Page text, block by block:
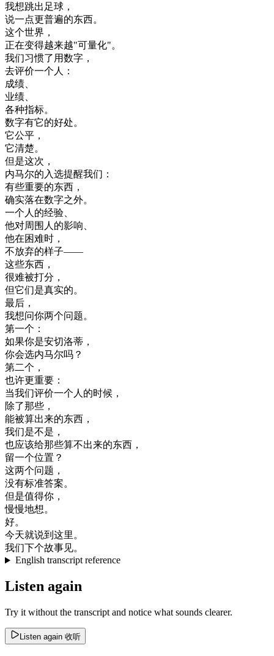
我想跳出足球 ，
说一点更普遍的东西。
这个世界 ，
正在变得越来越"可量化"。
我们习惯了用数字 ，
去评价一个人 ：
成绩、
业绩、
各种指标。
数字有它的好处。
它公平 ，
它清楚。
但是这次 ，
内马尔的入选提醒我们 ：
有些重要的东西 ，
确实落在数字之外。
一个人的经验、
他对周围 人的影响、
他在困难时 ，
不放弃的样子——
这些东西 ，
很难被打分 ，
但它们是真实的。
最后 ，
我想问你两个问题。
第一个 ：
如果你是安切洛蒂 ，
你会选内马尔吗 ？
第二个 ，
也许更重要 ：
当我们评价一个人的时候 ，
除了那些 ，
能被算出来的东西 ，
我们是不是 ，
也应该给那些算不出来的东西 ，
留一个位置 ？
这两个问题 ，
没有标准答案。
但是值得你 ，
慢慢地想。
好。
今天就说到 这里。
我们下个故事见。
English transcript reference
Listen again
Try it without the transcript and notice what sounds clearer.
Listen again 收听